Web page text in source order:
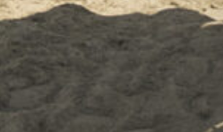
Ellscheider Straße 42-46, Haan,